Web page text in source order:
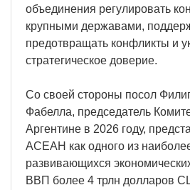
объединения регулировать
крупными державами,
предотвращать конфликты и
стратегическое доверие.
Со своей стороны посол
Фабелла, председатель
Аргентине в 2026 году,
АСЕАН как одного из
развивающихся
ВВП более 4 трлн долларов